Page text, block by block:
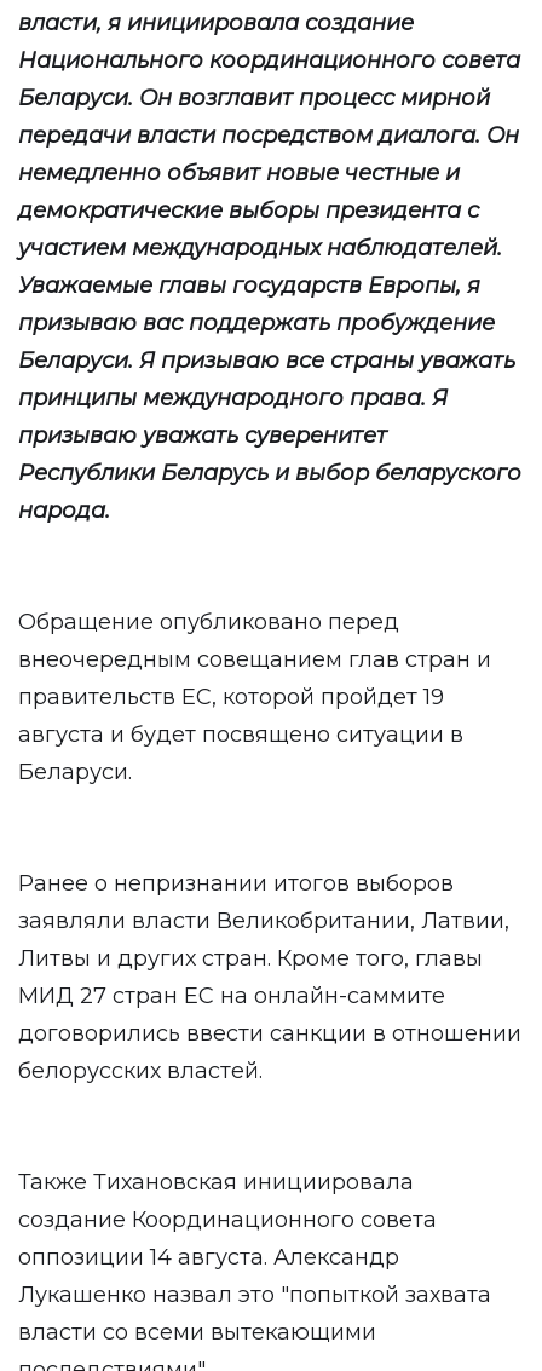
власти, я инициировала создание
Национального координационного совета
Беларуси. Он возглавит процесс мирной
передачи власти посредством диалога. Он
немедленно объявит новые честные и
демократические выборы президента с
участием международных наблюдателей.
Уважаемые главы государств Европы, я
призываю вас поддержать пробуждение
Беларуси. Я призываю все страны уважать
принципы международного права. Я
призываю уважать суверенитет
Республики Беларусь и выбор беларуского
народа.
Обращение опубликовано перед
внеочередным совещанием глав стран и
правительств ЕС, которой пройдет 19
августа и будет посвящено ситуации в
Беларуси.
Ранее о непризнании итогов выборов
заявляли власти Великобритании, Латвии,
Литвы и других стран. Кроме того, главы
МИД 27 стран ЕС на онлайн-саммите
договорились ввести санкции в отношении
белорусских властей.
Также Тихановская инициировала
создание Координационного совета
оппозиции 14 августа. Александр
Лукашенко назвал это "попыткой захвата
власти со всеми вытекающими